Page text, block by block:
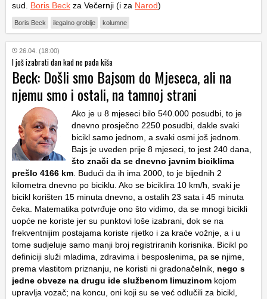
sud. Boris Beck za Večernji (i za Narod)
Boris Beck ilegalno groblje kolumne
26.04. (18:00)
I još izabrati dan kad ne pada kiša
Beck: Došli smo Bajsom do Mjeseca, ali na
njemu smo i ostali, na tamnoj strani
Ako je u 8 mjeseci bilo 540.000 posudbi, to je
dnevno prosječno 2250 posudbi, dakle svaki
bicikl samo jednom, a svaki osmi još jednom.
Bajs je uveden prije 8 mjeseci, to jest 240 dana,
što znači da se dnevno javnim biciklima
prešlo 4166 km . Budući da ih ima 2000, to je bijednih 2
kilometra dnevno po biciklu. Ako se biciklira 10 km/h, svaki je
bicikl korišten 15 minuta dnevno, a ostalih 23 sata i 45 minuta
čeka. Matematika potvrđuje ono što vidimo, da se mnogi bicikli
uopće ne koriste jer su punktovi loše izabrani, dok se na
frekventnijim postajama koriste rijetko i za kraće vožnje, a i u
tome sudjeluje samo manji broj registriranih korisnika. Bicikl po
definiciji služi mladima, zdravima i besposlenima, pa se njime,
prema vlastitom priznanju, ne koristi ni gradonačelnik, nego s
jedne obveze na drugu ide službenom limuzinom kojom
upravlja vozač; na koncu, oni koji su se već odlučili za bicikl,